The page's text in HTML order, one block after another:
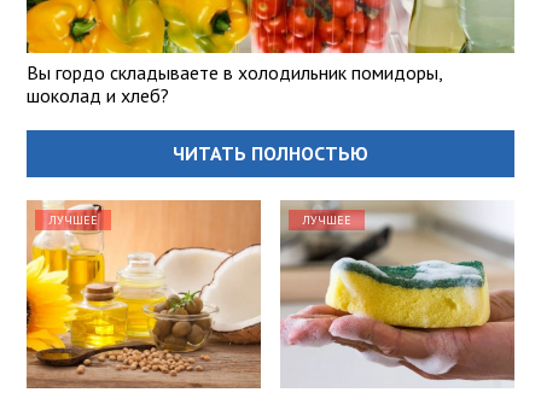
Вы гордо складываете в холодильник помидоры,
шоколад и хлеб?
ЧИТАТЬ ПОЛНОСТЬЮ
ЛУЧШЕЕ ЛУЧШЕЕ